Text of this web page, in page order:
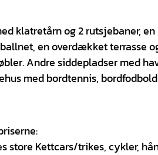
klatretårn og 2 rutsjebaner,
en overdækket terrasse
Andre siddepladser med
med bordtennis,
store Kettcars/trikes, cykler,